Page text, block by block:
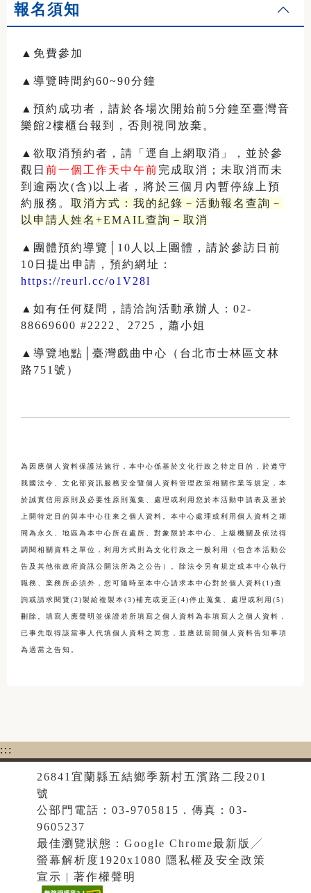
報名須知
▲免費參加
▲導覽時間約60~90分鐘
▲預約成功者，請於各場次開始前5分鐘至臺灣音
樂館2樓櫃台報到，否則視同放棄。
▲欲取消預約者，請「逕自上網取消」，並於參
觀日 前一個工作天中午前完成取消；未取消而未
到逾兩次(含)以上者，將於三個月內暫停線上預
約服務。 取消方式：我的紀錄－活動報名查詢－
以申請人姓名+EMAIL查詢－取消
▲團體預約導覽│10人以上團體，請於參訪日前
10日提出申請，預約網址：
https://reurl.cc/o1V28l
▲如有任何疑問，請洽詢活動承辦人：02-
88669600 #2222、2725，蕭小姐
▲導覽地點│臺灣戲曲中心（台北市士林區文林
路751號）
為因應個人資料保護法施行，本中心係基於文化行政之特定目的，於遵守
我國法令、文化部資訊服務安全暨個人資料管理政策相關作業等規定，本
於誠實信用原則及必要性原則蒐集、處理或利用您於本活動申請表及基於
上開特定目的與本中心往來之個人資料。本中心處理或利用個人資料之期
間為永久、地區為本中心所在處所、對象限於本中心、上級機關及依法得
調閱相關資料之單位，利用方式則為文化行政之一般利用（包含本活動公
告及其他依政府資訊公開法所為之公告）。除法令另有規定或本中心執行
職務、業務所必須外，您可隨時至本中心請求本中心對於個人資料(1)查
詢或請求閱覽(2)製給複製本(3)補充或更正(4)停止蒐集、處理或利用(5)
刪除。填寫人應聲明並保證若所填寫之個人資料為非填寫人之個人資料，
已事先取得該當事人代填個人資料之同意，並應就前開個人資料告知事項
為適當之告知。
:::
26841宜蘭縣五結鄉季新村五濱路二段201
號
公部門電話：03-9705815．傳真：03-
9605237
最佳瀏覽狀態：Google Chrome最新版╱
螢幕解析度1920x1080 隱私權及安全政策
宣示 | 著作權聲明